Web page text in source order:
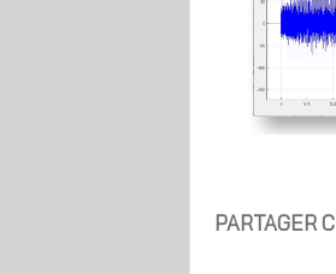
PARTAGER